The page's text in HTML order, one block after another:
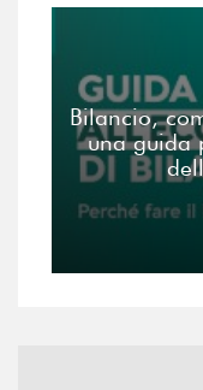
Bilancio,
una guida